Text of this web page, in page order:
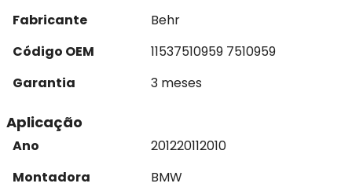
Fabricante
Behr
Código OEM
11537510959 7510959
Garantia
3 meses
Aplicação
Ano 201220112010
Montadora
BMW